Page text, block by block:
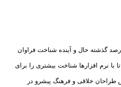
گذشته حال و آینده شناخت فراوان
با نرم افزارها شناخت بیشتری را برای
طراحان خلاقی و فرهنگ پیشرو در